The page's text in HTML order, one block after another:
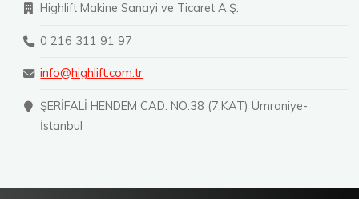
Highlift Makine Sanayi ve Ticaret A.Ş.
0 216 311 91 97
info@highlift.com.tr
ŞERİFALİ HENDEM CAD. NO:38 (7.KAT) Ümraniye-
İstanbul